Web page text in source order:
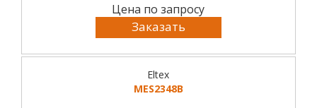
Цена по запросу
Заказать
Eltex
MES2348B